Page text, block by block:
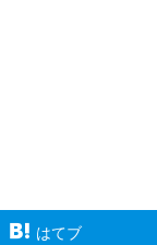
はてブ